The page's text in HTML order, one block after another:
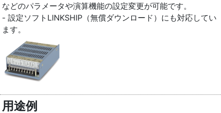
などのパラメータや演算機能の設定変更が可能です。
- 設定ソフトLINKSHIP（無償ダウンロード）にも対応してい
ます。
用途例